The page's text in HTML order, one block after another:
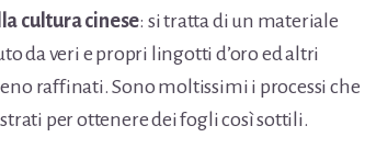
cultura cinese: si tratta di un materiale
da veri e propri lingotti d’oro ed altri
raffinati. Sono moltissimi i processi che
per ottenere dei fogli così sottili.